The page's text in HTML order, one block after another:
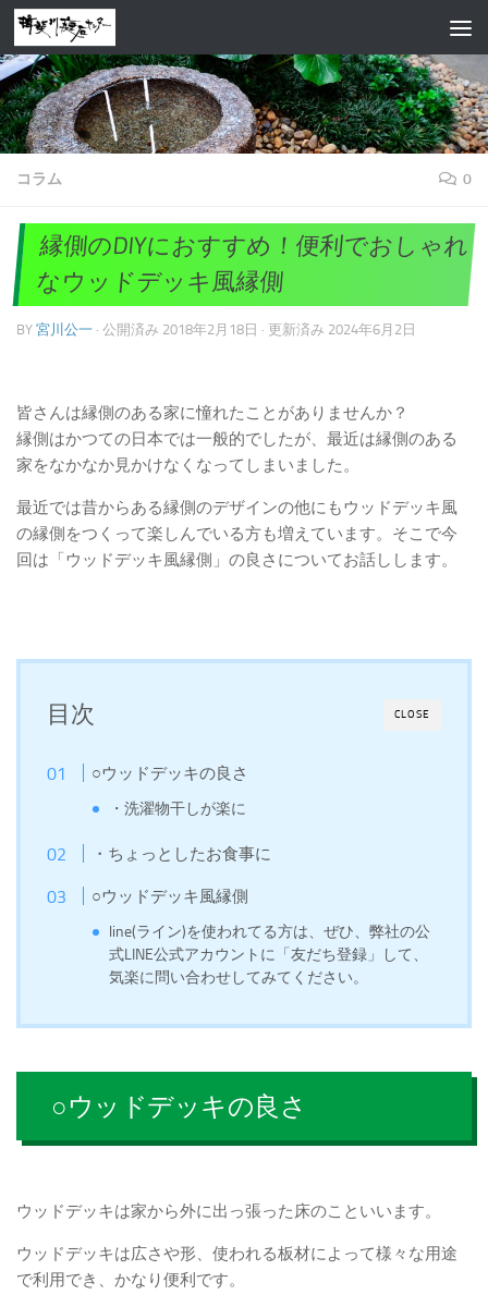
コンテンツへスキップ
コラム 0
縁側のDIYにおすすめ！便利でおしゃれ
なウッドデッキ風縁側
BY 宮川公一 · 公開済み 2018年2月18日 · 更新済み 2024年6月2日
皆さんは縁側のある家に憧れたことがありませんか？
縁側はかつての日本では一般的でしたが、最近は縁側のある
家をなかなか見かけなくなってしまいました。
最近では昔からある縁側のデザインの他にもウッドデッキ風
の縁側をつくって楽しんでいる方も増えています。そこで今
回は「ウッドデッキ風縁側」の良さについてお話しします。
CLOSE
目次
○ウッドデッキの良さ
・洗濯物干しが楽に
・ちょっとしたお食事に
○ウッドデッキ風縁側
line(ライン)を使われてる方は、ぜひ、弊社の公
式LINE公式アカウントに「友だち登録」して、
気楽に問い合わせしてみてください。
○ウッドデッキの良さ
ウッドデッキは家から外に出っ張った床のこといいます。
ウッドデッキは広さや形、使われる板材によって様々な用途
で利用でき、かなり便利です。